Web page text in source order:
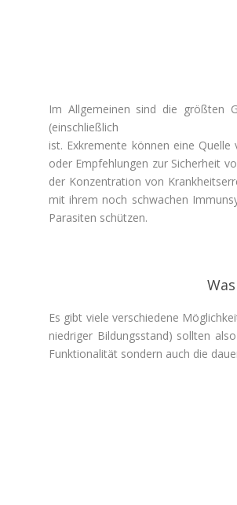
Im Allgemeinen sind die größten
(einschließlich
ist. Exkremente können eine Quelle
oder Empfehlungen zur Sicherheit
der Konzentration von
mit ihrem noch schwachen
Parasiten schützen.
Es gibt viele verschiedene
niedriger Bildungsstand) sollten
Funktionalität sondern auch die